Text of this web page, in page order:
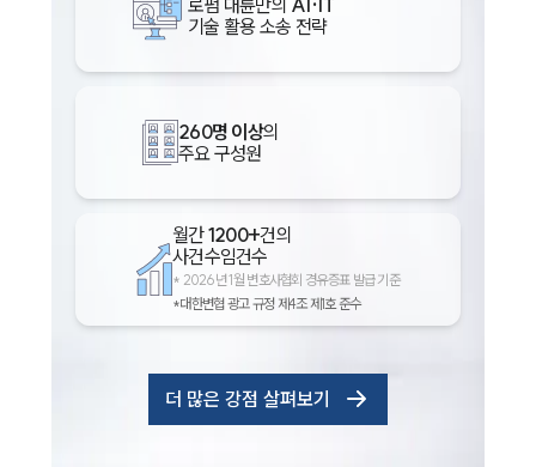
기술 활용 소송 전략
260명 이상의
주요 구성원
월간1200+건의
사건수임건수
* 2026년 1월 변호사협회 경유증표 발급 기준
*대한변협 광고 규정 제4조 제1호 준수
더 많은 강점 살펴보기